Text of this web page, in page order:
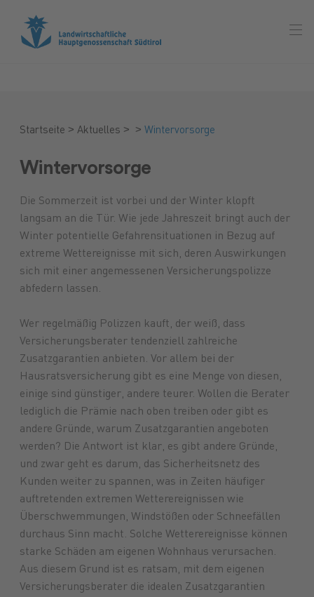
FuttermittelPflanzenschutz
Düngung Anlagen
LandmaschinenMaschinenmarkt
ErsatzteileTreibstoffe
GARTENmarktVersicherungenLebensmittelBrennstoffe
Startseite > Aktuelles > > Wintervorsorge
Wintervorsorge
Die Sommerzeit ist vorbei und der Winter klopft
langsam an die Tür. Wie jede Jahreszeit bringt auch der
Winter potentielle Gefahrensituationen in Bezug auf
extreme Wettereignisse mit sich, deren Auswirkungen
sich mit einer angemessenen Versicherungspolizze
abfedern lassen.
Wer regelmäßig Polizzen kauft, der weiß, dass
Versicherungsberater tendenziell zahlreiche
Zusatzgarantien anbieten. Vor allem bei der
Hausratsversicherung gibt es eine Menge von diesen,
einige sind günstiger, andere teurer. Wollen die Berater
lediglich die Prämie nach oben treiben oder gibt es
andere Gründe, warum Zusatzgarantien angeboten
werden? Die Antwort ist klar, es gibt andere Gründe,
und zwar geht es darum, das Sicherheitsnetz des
Kunden weiter zu spannen, was in Zeiten häufiger
auftretenden extremen Wetterereignissen wie
Überschwemmungen, Windstößen oder Schneefällen
durchaus Sinn macht. Solche Wetterereignisse können
starke Schäden am eigenen Wohnhaus verursachen.
Aus diesem Grund ist es ratsam, mit dem eigenen
Versicherungsberater die idealen Zusatzgarantien